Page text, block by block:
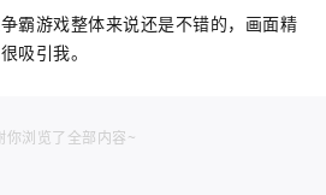
霸游戏整体来说还是不错的，画面精
吸引我。
你浏览了全部内容~